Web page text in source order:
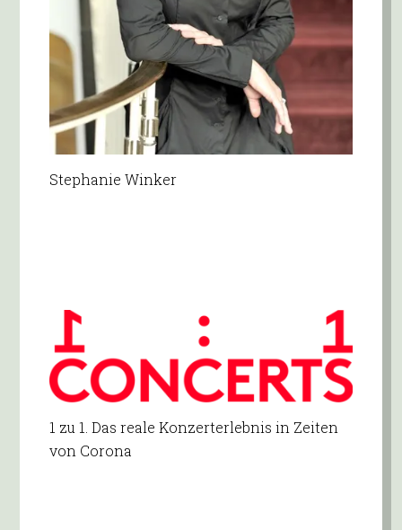
Stephanie Winker
1 zu 1. Das reale Konzerterlebnis in Zeiten
von Corona